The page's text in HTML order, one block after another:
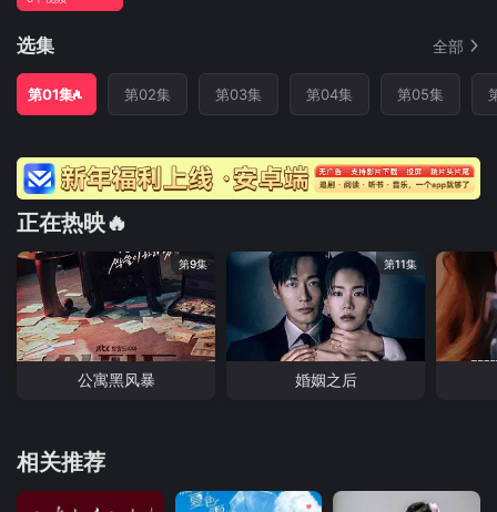
选集 全部
第01集 第02集 第03集 第04集 第05集
正在热映🔥
第9集
公寓黑风暴
第11集
婚姻之后
相关推荐